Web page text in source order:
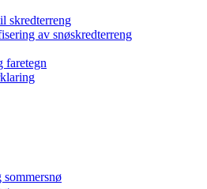
skredterreng
av snøskredterreng
faretegn
sommersnø